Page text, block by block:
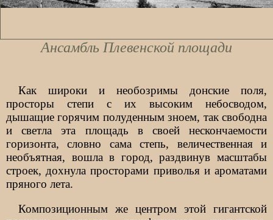
Ансамбль Плевенской площади
Как широки и необозримы донские поля,
просторы степи с их высоким небосводом,
дышащие горячим полуденным зноем, так свободна
и светла эта площадь в своей нескончаемости
горизонта, словно сама степь, величественная и
необъятная, вошла в город, раздвинув масштабы
строек, дохнула просторами приволья и ароматами
пряного лета.
Композиционным же центром этой гигантской